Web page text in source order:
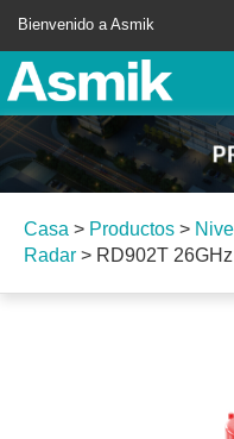
Bienvenido a Asmik
Casa > Productos > Nivel
Radar > RD902T